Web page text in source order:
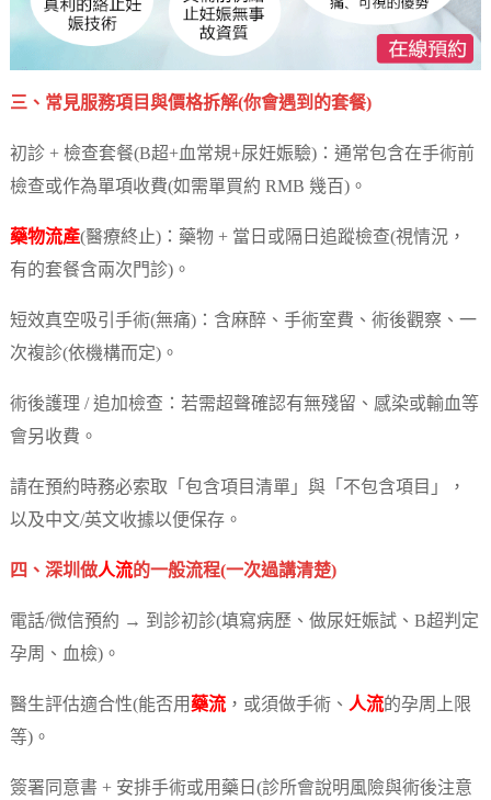
三、常見服務項目與價格拆解(你會遇到的套餐)
初診 + 檢查套餐(B超+血常規+尿妊娠驗)：通常包含在手術前
檢查或作為單項收費(如需單買約 RMB 幾百)。
藥物流產(醫療終止)：藥物 + 當日或隔日追蹤檢查(視情況，
有的套餐含兩次門診)。
短效真空吸引手術(無痛)：含麻醉、手術室費、術後觀察、一
次複診(依機構而定)。
術後護理 / 追加檢查：若需超聲確認有無殘留、感染或輸血等
會另收費。
請在預約時務必索取「包含項目清單」與「不包含項目」，
以及中文/英文收據以便保存。
四、深圳做人流的一般流程(一次過講清楚)
電話/微信預約 → 到診初診(填寫病歷、做尿妊娠試、B超判定
孕周、血檢)。
醫生評估適合性(能否用藥流，或須做手術、 人流的孕周上限
等)。
簽署同意書 + 安排手術或用藥日(診所會說明風險與術後注意